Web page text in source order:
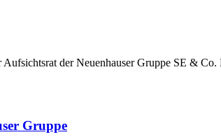
der Neuenhauser Gruppe SE &
Gruppe